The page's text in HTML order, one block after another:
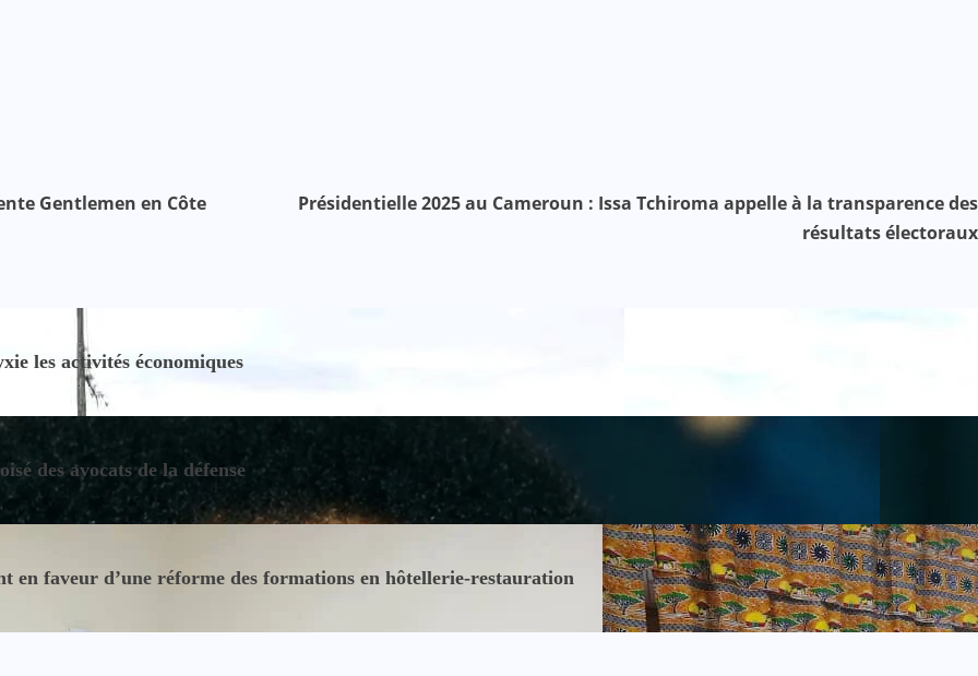
Gentlemen en Côte
Présidentielle 2025 au Cameroun : Issa Tchiroma appelle à la transparence des
résultats électoraux
les activités économiques
des avocats de la défense
en faveur d’une réforme des formations en hôtellerie-restauration